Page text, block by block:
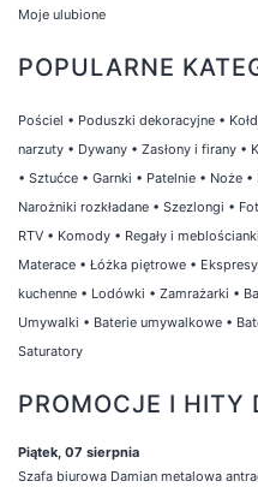
Moje ulubione
POPULARNE
Pościel • Poduszki dekoracyjne •
narzuty • Dywany • Zasłony i firany •
• Sztućce • Garnki • Patelnie • Noże •
Narożniki rozkładane • Szezlongi •
RTV • Komody • Regały i meblościanki
Materace • Łóżka piętrowe •
kuchenne • Lodówki • Zamrażarki •
Umywalki • Baterie umywalkowe •
Saturatory
PROMOCJE I HITY
Piątek, 07 sierpnia
Szafa biurowa Damian metalowa